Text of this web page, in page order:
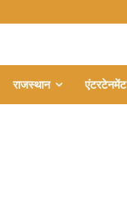
राजस्थान एंटरटेनमेंट